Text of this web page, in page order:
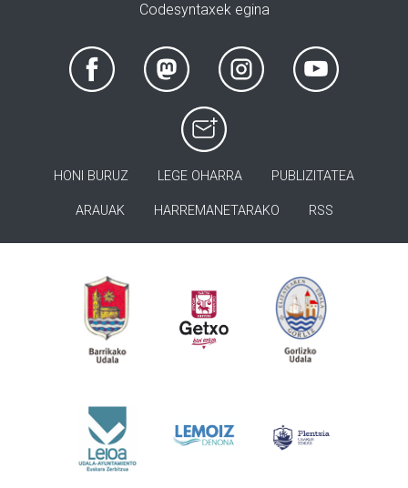
Codesyntaxek egina
HONI BURUZ LEGE OHARRA PUBLIZITATEA
ARAUAK HARREMANETARAKO RSS